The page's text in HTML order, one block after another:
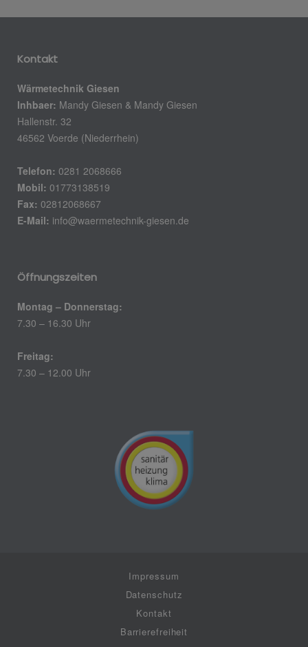
Kontakt
Wärmetechnik Giesen
Inhbaer: Mandy Giesen & Mandy Giesen
Hallenstr. 32
46562 Voerde (Niederrhein)
Telefon: 0281 2068666
Mobil: 01773138519
Fax: 02812068667
E-Mail: info@waermetechnik-giesen.de
Öffnungszeiten
Montag – Donnerstag:
7.30 – 16.30 Uhr
Freitag:
7.30 – 12.00 Uhr
Impressum
Datenschutz
Kontakt
Barrierefreiheit